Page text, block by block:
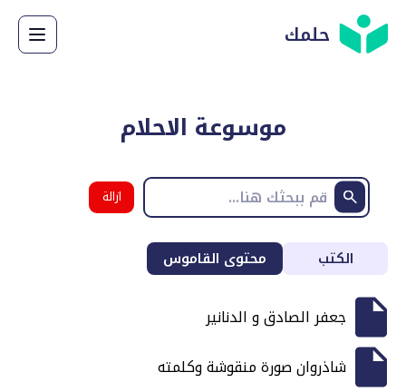
حلمك
موسوعة الاحلام
ازالة
البحث
الكتب محتوى القاموس
جعفر الصادق و الدنانير
شاذروان صورة منقوشة وكلمته